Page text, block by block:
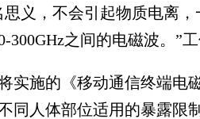
，不会引起物质电离，
之间的电磁波。”工
施的《移动通信终端电
同人体部位适用的暴露限